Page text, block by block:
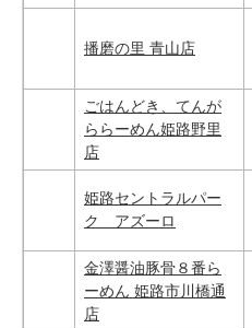
播磨の里 青山店
ごはんどき、てんが
ららーめん姫路野里
店
姫路セントラルパー
ク アズーロ
金澤醤油豚骨８番ら
ーめん 姫路市川橋通
店